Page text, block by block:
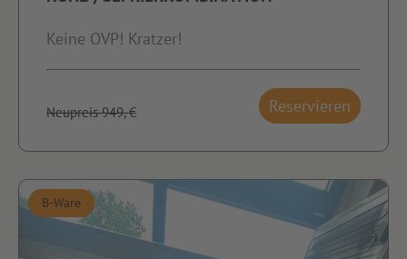
Keine OVP! Kratzer!
Neupreis 949,-€ Reservieren
B-Ware